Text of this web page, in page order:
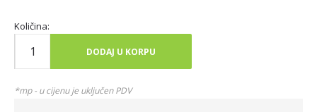
Količina:
DODAJ U KORPU
*mp - u cijenu je uključen PDV